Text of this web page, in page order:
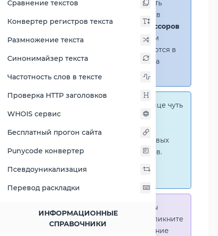
Сравнение текстов
Конвертер регистров текста
Размножение текста
Синонимайзер текста
Частотность слов в тексте
Проверка HTTP заголовков
WHOIS сервис
Бесплатный прогон сайта
Punycode конвертер
Псевдоуникализация
Перевод раскладки
ИНФОРМАЦИОННЫЕ
СПРАВОЧНИКИ
Справка:
Можно добавить
несколько процессоров в
сравнение(до 14 процессоров
в таблице)
. В случае если
процессоры не помещаются в
таблицу, появится полоса
На этой странице чуть
графические сравнения
количественных и числовых
параметров процессоров.
сравнениям.
Для того что-бы
выделить процессор - кликните
на его название. Выделение